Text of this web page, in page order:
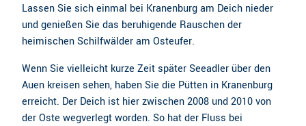
Lassen Sie sich einmal bei Kranenburg am Deich nieder
und genießen Sie das beruhigende Rauschen der
heimischen Schilfwälder am Osteufer.
Wenn Sie vielleicht kurze Zeit später Seeadler über den
Auen kreisen sehen, haben Sie die Pütten in Kranenburg
erreicht. Der Deich ist hier zwischen 2008 und 2010 von
der Oste wegverlegt worden. So hat der Fluss bei